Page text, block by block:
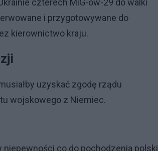
i przygotowywane do
kierownictwo kraju.
uzyskać zgodę rządu
wojskowego z Niemiec.
niepewności co do pochodzenia